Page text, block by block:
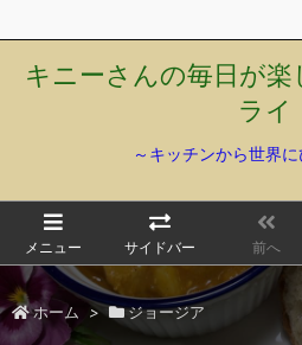
キニーさんの毎日が楽
ライ
～キッチンから世界
メニュー サイドバー 前へ
ホーム > ジョージア